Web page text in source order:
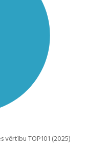
TOP101 (2025)